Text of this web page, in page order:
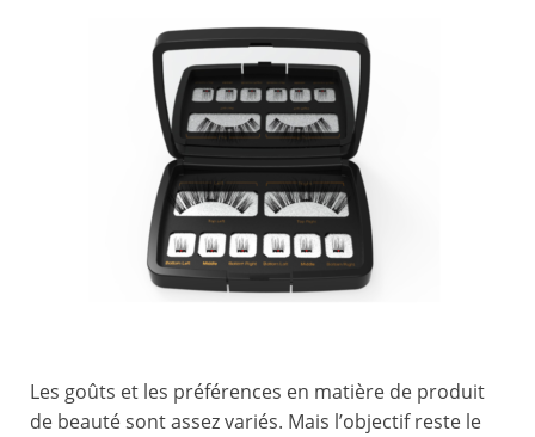
Les goûts et les préférences en matière de produit
de beauté sont assez variés. Mais l’objectif reste le